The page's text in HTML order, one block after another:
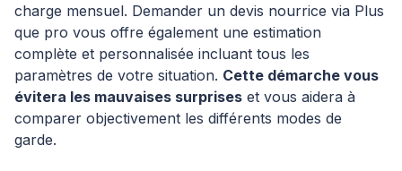
charge mensuel. Demander un devis nourrice via Plus
que pro vous offre également une estimation
complète et personnalisée incluant tous les
paramètres de votre situation. Cette démarche vous
évitera les mauvaises surprises et vous aidera à
comparer objectivement les différents modes de
garde.